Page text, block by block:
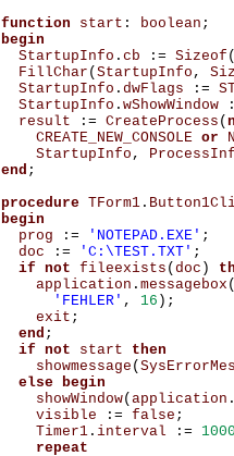
function
start : boolean ;
begin
StartupInfo . cb := Sizeof (
FillChar ( StartupInfo ,
StartupInfo . dwFlags :=
StartupInfo . wShowWindow
result
:= CreateProcess (
CREATE_NEW_CONSOLE or
StartupInfo ,
end ;
procedure TForm1.
begin
prog
:= 'NOTEPAD.EXE' ;
doc
:= 'C:\TEST.TXT' ;
if not fileexists ( doc )
application . messagebox (
'FEHLER' , 16 );
exit ;
end ;
if not start
then
showmessage (
else begin
showWindow( application .
visible
:= false ;
Timer1. interval :=
repeat